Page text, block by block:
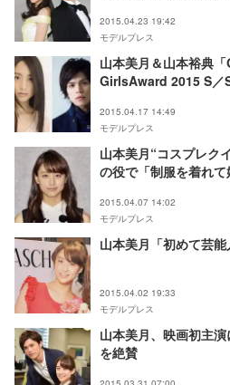
2015.04.23 19:42
モデルプレス
山本美月＆山本裕典
GirlsAward 2015 S／
2015.04.17 14:49
モデルプレス
山本美月“コスプレ
の役で「制服を着れて
2015.04.07 14:02
モデルプレス
山本美月「初めて芸能
2015.04.02 19:33
モデルプレス
山本美月、映画初主
を絶賛